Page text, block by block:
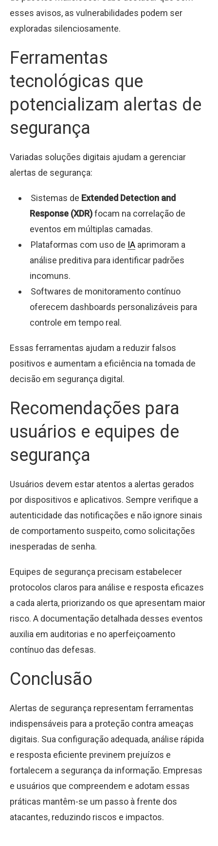
esses avisos, as vulnerabilidades podem ser
exploradas silenciosamente.
Ferramentas
tecnológicas que
potencializam alertas de
segurança
Variadas soluções digitais ajudam a gerenciar
alertas de segurança:
Sistemas de Extended Detection and
Response (XDR)focam na correlação de
eventos em múltiplas camadas.
Plataformas com uso de IA aprimoram a
análise preditiva para identificar padrões
incomuns.
Softwares de monitoramento contínuo
oferecem dashboards personalizáveis para
controle em tempo real.
Essas ferramentas ajudam a reduzir falsos
positivos e aumentam a eficiência na tomada de
decisão em segurança digital.
Recomendações para
usuários e equipes de
segurança
Usuários devem estar atentos a alertas gerados
por dispositivos e aplicativos. Sempre verifique a
autenticidade das notificações e não ignore sinais
de comportamento suspeito, como solicitações
inesperadas de senha.
Equipes de segurança precisam estabelecer
protocolos claros para análise e resposta eficazes
a cada alerta, priorizando os que apresentam maior
risco. A documentação detalhada desses eventos
auxilia em auditorias e no aperfeiçoamento
contínuo das defesas.
Conclusão
Alertas de segurança representam ferramentas
indispensáveis para a proteção contra ameaças
digitais. Sua configuração adequada, análise rápida
e resposta eficiente previnem prejuízos e
fortalecem a segurança da informação. Empresas
e usuários que compreendem e adotam essas
práticas mantêm-se um passo à frente dos
atacantes, reduzindo riscos e impactos.